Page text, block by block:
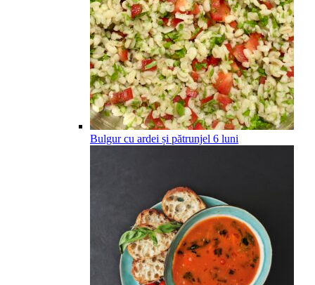
Bulgur cu ardei și pătrunjel 6 luni